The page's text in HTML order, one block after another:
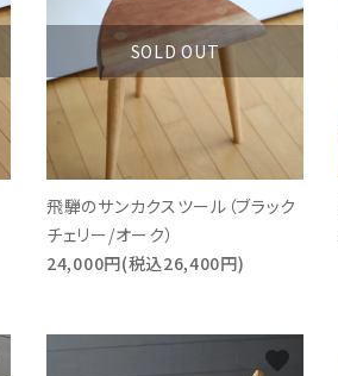
SOLD OUT
飛騨のサンカクスツール（ブラック
チェリー/オーク）
24,000円(税込26,400円)
favorite